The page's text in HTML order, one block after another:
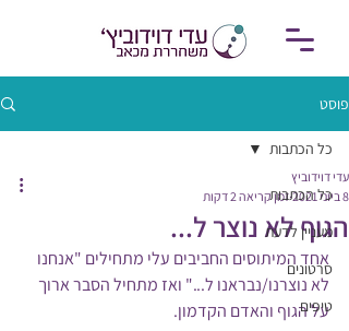
פוסט
כל הכתבות
מעניין לדעת
סרטונים
טיפים
כל הכתבות
הגוף לא נוצר ל...
עדי דוידוביץ
8 ביוני 2021
זמן קריאה 2 דקות
אחד המיתוסים החביבים עלי מתחילים "אנחנו
לא נוצרנו/נבראנו ל..." ואז מתחיל הסבר ארוך
על הגוף והאדם הקדמון.